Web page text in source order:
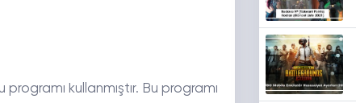
kullanmıştır. Bu programı